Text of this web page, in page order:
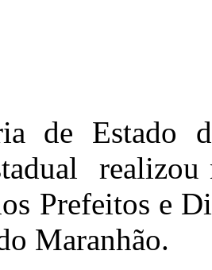
de Estado
realizou
Prefeitos e
Maranhão.